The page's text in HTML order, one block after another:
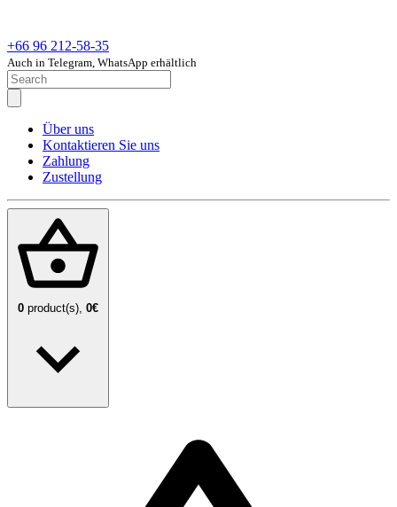
+66 96 212-58-35
Auch in Telegram, WhatsApp erhältlich
Über uns
Kontaktieren Sie uns
Zahlung
Zustellung
0 product(s), 0€